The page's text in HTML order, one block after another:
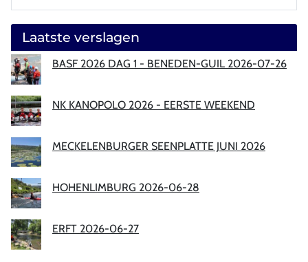
Laatste verslagen
BASF 2026 DAG 1 - BENEDEN-GUIL 2026-07-26
NK KANOPOLO 2026 - EERSTE WEEKEND
MECKELENBURGER SEENPLATTE JUNI 2026
HOHENLIMBURG 2026-06-28
ERFT 2026-06-27